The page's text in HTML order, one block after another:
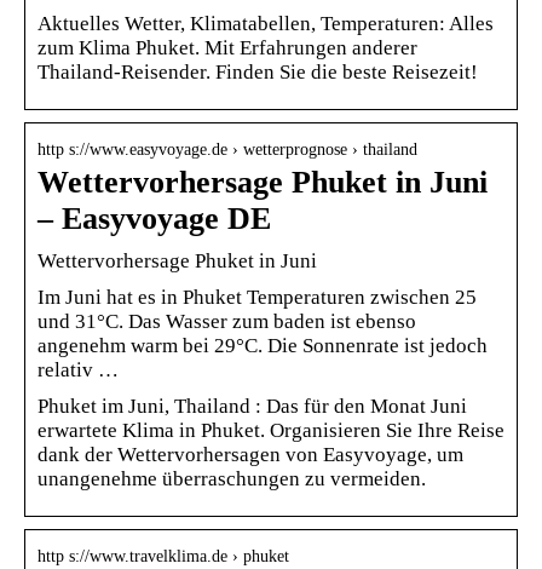
Aktuelles Wetter, Klimatabellen, Temperaturen: Alles
zum Klima Phuket. Mit Erfahrungen anderer
Thailand-Reisender. Finden Sie die beste Reisezeit!
http s://www.easyvoyage.de › wetterprognose › thailand
Wettervorhersage Phuket in Juni
– Easyvoyage DE
Wettervorhersage Phuket in Juni
Im Juni hat es in Phuket Temperaturen zwischen 25
und 31°C. Das Wasser zum baden ist ebenso
angenehm warm bei 29°C. Die Sonnenrate ist jedoch
relativ …
Phuket im Juni, Thailand : Das für den Monat Juni
erwartete Klima in Phuket. Organisieren Sie Ihre Reise
dank der Wettervorhersagen von Easyvoyage, um
unangenehme überraschungen zu vermeiden.
http s://www.travelklima.de › phuket